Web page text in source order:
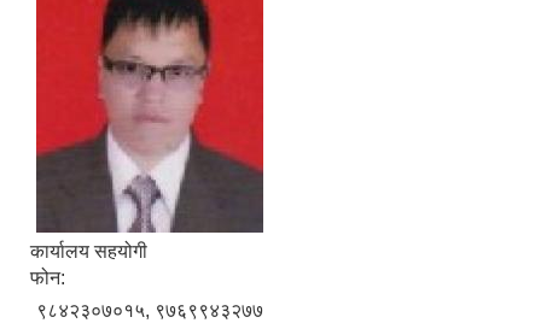
कार्यालय सहयोगी
फोन:
९८४२३०७०१५, ९७६९९४३२७७